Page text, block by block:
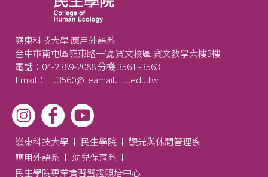
嶺東科技大學 應用外語系
台中市南屯區嶺東路一號 寶文校區 寶文教學大樓5樓
電話：04-2389-2088 分機 3561~3563
Email：ltu3560@teamail.ltu.edu.tw
嶺東科技大學 民生學院
觀光與休閒管理系
應用外語系
幼兒保育系
民生學院專業實習暨證照培中心